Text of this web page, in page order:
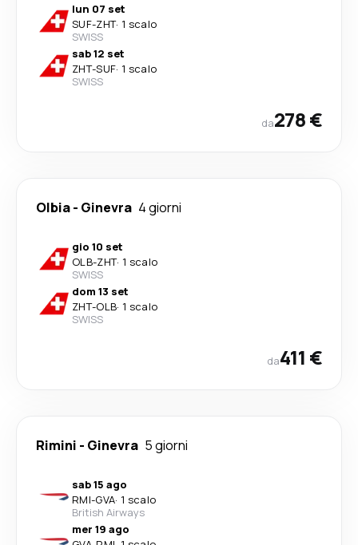
lun 07 set
SUF-ZHT· 1 scalo
SWISS
sab 12 set
ZHT-SUF· 1 scalo
SWISS
da278 €
Olbia- Ginevra 4 giorni
gio 10 set
OLB-ZHT· 1 scalo
SWISS
dom 13 set
ZHT-OLB· 1 scalo
SWISS
da411 €
Rimini - Ginevra 5 giorni
sab 15 ago
RMI-GVA· 1 scalo
British Airways
mer 19 ago